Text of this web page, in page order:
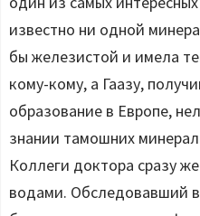
известно ни одной
бы железистой и имела
кому-кому, а Гаазу,
образование в Европе,
знании тамошних
Коллеги доктора сразу
водами. Обследовавший